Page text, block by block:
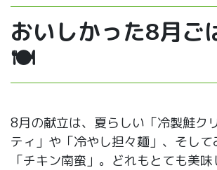
おいしかった8月ご
🍽
8月の献立は、夏らしい「冷製鮭ク
ティ」や「冷やし担々麺」、そし
「チキン南蛮」。どれもとても美